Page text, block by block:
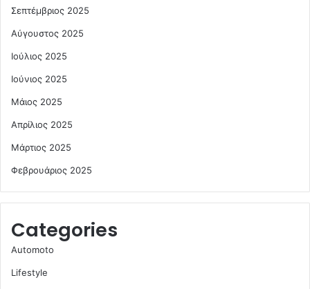
Σεπτέμβριος 2025
Αύγουστος 2025
Ιούλιος 2025
Ιούνιος 2025
Μάιος 2025
Απρίλιος 2025
Μάρτιος 2025
Φεβρουάριος 2025
Categories
Automoto
Lifestyle